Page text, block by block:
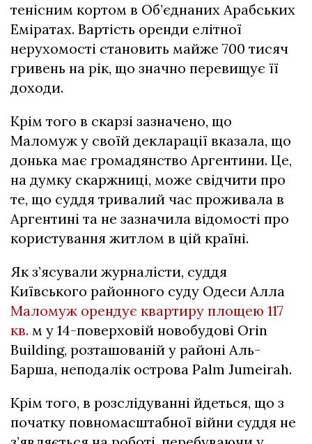
тенісним кортом в Об’єднаних Арабських
Еміратах. Вартість оренди елітної
нерухомості становить майже 700 тисяч
гривень на рік, що значно перевищує її
доходи.
Крім того в скарзі зазначено, що
Маломуж у своїй декларації вказала, що
донька має громадянство Аргентини. Це,
на думку скаржниці, може свідчити про
те, що суддя тривалий час проживала в
Аргентині та не зазначила відомості про
користування житлом в цій країні.
Як з’ясували журналісти, суддя
Київського районного суду Одеси Алла
Маломуж орендує квартиру площею 117
кв. м у 14-поверховій новобудові Orin
Building, розташованій у районі Аль-
Барша, неподалік острова Palm Jumeirah.
Крім того, в розслідуванні йдеться, що з
початку повномасштабної війни суддя не